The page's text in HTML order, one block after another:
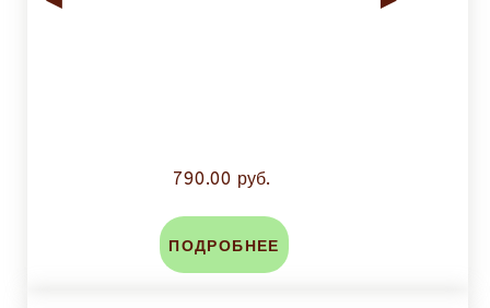
790.00 руб.
ПОДРОБНЕЕ